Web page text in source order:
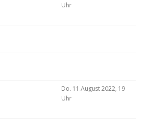
Uhr
Do. 11.August 2022, 19
Uhr